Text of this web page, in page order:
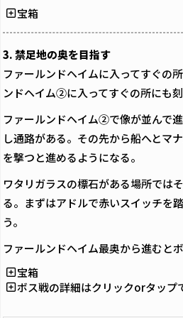
宝箱
3. 禁足地の奥を目指す
ファールンドヘイムに入ってすぐの
ンドヘイム②に入ってすぐの所にも刻
ファールンドヘイム②で像が並んで
し通路がある。その先から船へとマ
を撃つと進めるようになる。
ワタリガラスの標石がある場所では
る。まずはアドルで赤いスイッチを
う。
ファールンドヘイム最奥から進むとボ
宝箱
ボス戦の詳細はクリックorタップ